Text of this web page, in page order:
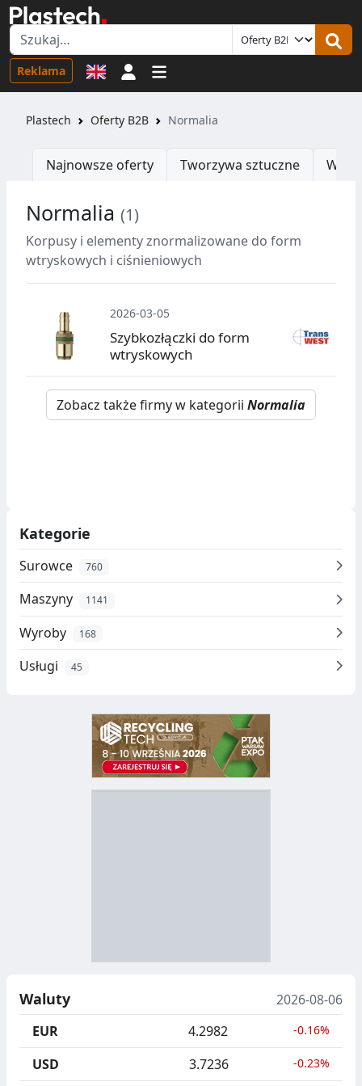
Reklama Logowanie
Plastech Oferty B2B Normalia
Najnowsze oferty Tworzywa sztuczne
Normalia (1)
Korpusy i elementy znormalizowane do form
wtryskowych i ciśnieniowych
2026-03-05
Szybkozłączki do form
wtryskowych
Zobacz także firmy w kategorii Normalia
Kategorie
Surowce 760
Maszyny 1141
Wyroby 168
Usługi 45
N
E
,
S
B
C
J
A
Waluty
2026-08-06
EUR
4.2982 -0.16%
USD 3.7236 -0.23%